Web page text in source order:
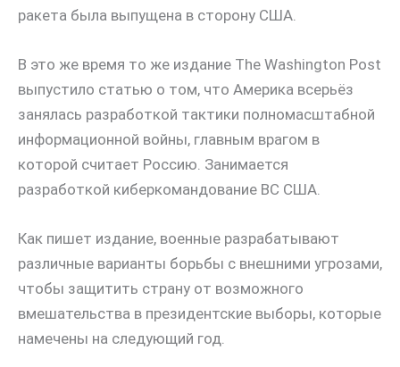
ракета была выпущена в сторону США.
В это же время то же издание The Washington Post
выпустило статью о том, что Америка всерьёз
занялась разработкой тактики полномасштабной
информационной войны, главным врагом в
которой считает Россию. Занимается
разработкой киберкомандование ВС США.
Как пишет издание, военные разрабатывают
различные варианты борьбы с внешними угрозами,
чтобы защитить страну от возможного
вмешательства в президентские выборы, которые
намечены на следующий год.